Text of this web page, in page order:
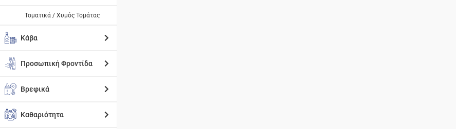
Τοματικά / Χυμός Τομάτας
Κάβα
Προσωπική Φροντίδα
Βρεφικά
Καθαριότητα